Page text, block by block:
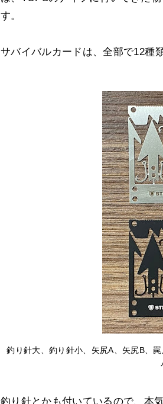
す。
サバイバルカードは、全部で12種
釣り針大、釣り針小、矢尻A、矢尻B、
釣り針とかも付いているので、本